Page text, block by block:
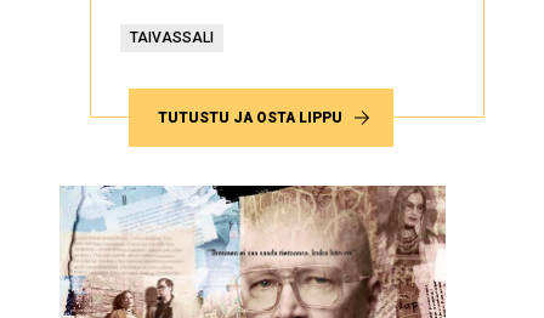
TAIVASSALI
TUTUSTU JA OSTA LIPPU